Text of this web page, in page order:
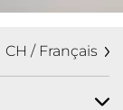
CH / Français